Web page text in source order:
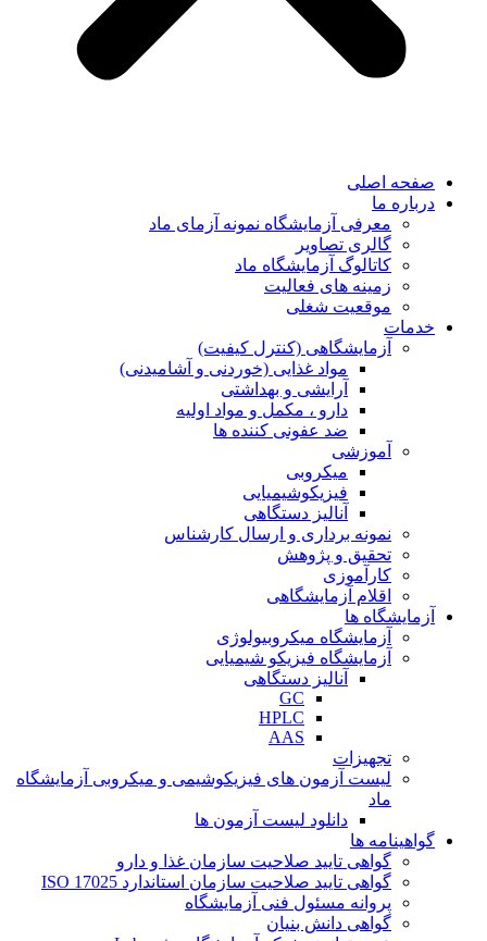
صفحه اصلی
درباره ما
معرفی آزمایشگاه نمونه آزمای ماد
گالری تصاویر
کاتالوگ آزمایشگاه ماد
زمینه های فعالیت
موقعیت شغلی
خدمات
آزمایشگاهی (کنترل کیفیت)
مواد غذایی (خوردنی و آشامیدنی)
آرایشی و بهداشتی
دارو ، مکمل و مواد اولیه
ضد عفونی کننده ها
آموزشی
میکروبی
فیزیکوشیمیایی
آنالیز دستگاهی
نمونه برداری و ارسال کارشناس
تحقیق و پژوهش
کارآموزی
اقلام آزمایشگاهی
آزمایشگاه ها
آزمایشگاه میکروبیولوژی
آزمایشگاه فیزیکو شیمیایی
آنالیز دستگاهی
GC
HPLC
AAS
تجهیزات
لیست آزمون های فیزیکوشیمی و میکروبی آزمایشگاه
ماد
دانلود لیست آزمون ها
گواهینامه ها
گواهی تایید صلاحیت سازمان غذا و دارو
گواهی تایید صلاحیت سازمان استاندارد ISO 17025
پروانه مسئول فنی آزمایشگاه
گواهی دانش بنیان